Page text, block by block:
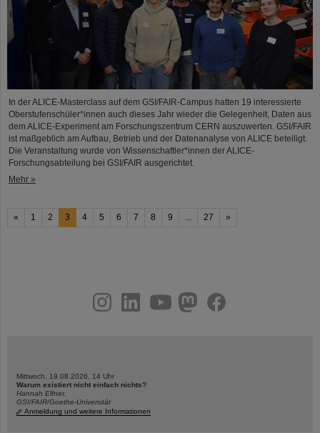
In der ALICE-Masterclass auf dem GSI/FAIR-Campus hatten 19 interessierte
Oberstufenschüler*innen auch dieses Jahr wieder die Gelegenheit, Daten aus
dem ALICE-Experiment am Forschungszentrum CERN auszuwerten. GSI/FAIR
ist maßgeblich am Aufbau, Betrieb und der Datenanalyse von ALICE beteiligt.
Die Veranstaltung wurde von Wissenschaftler*innen der ALICE-
Forschungsabteilung bei GSI/FAIR ausgerichtet.
Mehr »
« 1 2 3 4 5 6 7 8 9 27 »
youtubehelmholtz.socialfacebook
Mittwoch, 19.08.2026, 14 Uhr
Warum existiert nicht einfach nichts?
Hannah Elfner,
GSI/FAIR/Goethe-Universität
Anmeldung und weitere Informationen